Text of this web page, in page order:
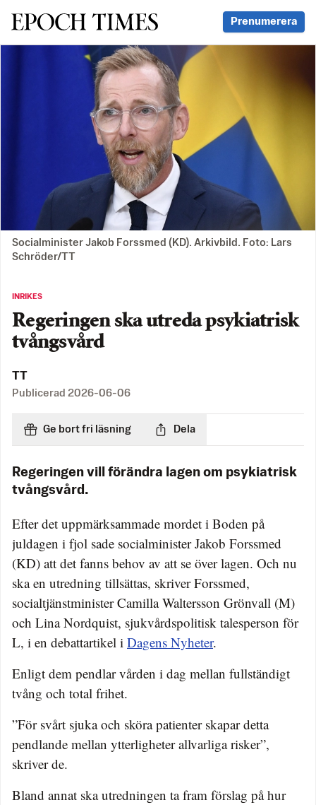
Svenska Epoch Times Prenumerera
Socialminister Jakob Forssmed (KD). Arkivbild. Foto: Lars
Schröder/TT
INRIKES
Regeringen ska utreda psykiatrisk
tvångsvård
TT
Publicerad 2026-06-06
Ge bort fri läsning Dela
Regeringen vill förändra lagen om psykiatrisk
tvångsvård.
Efter det uppmärksammade mordet i Boden på
juldagen i fjol sade socialminister Jakob Forssmed
(KD) att det fanns behov av att se över lagen. Och nu
ska en utredning tillsättas, skriver Forssmed,
socialtjänstminister Camilla Waltersson Grönvall (M)
och Lina Nordquist, sjukvårdspolitisk talesperson för
L, i en debattartikel i Dagens Nyheter.
Enligt dem pendlar vården i dag mellan fullständigt
tvång och total frihet.
”För svårt sjuka och sköra patienter skapar detta
pendlande mellan ytterligheter allvarliga risker”,
skriver de.
Bland annat ska utredningen ta fram förslag på hur